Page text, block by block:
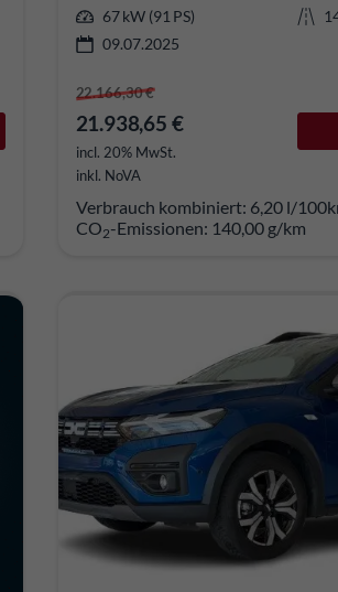
Fahrzeug parken
67 kW (91 PS)
09.07.2025
22.166,30 €
21.938,65 €
incl. 20% MwSt.
inkl. NoVA
Verbrauch kombiniert: 6,20 l/
CO2-Emissionen: 140,00 g/km